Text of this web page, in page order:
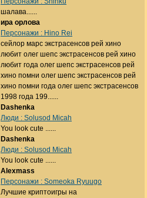
шалава......
ира орлова
Персонажи : Hino Rei
сейлор марс экстрасенсов рей хино
любит олег шепс экстрасенсов рей хино
любит года олег шепс экстрасенсов рей
хино помни олег шепс экстрасенсов рей
хино помни года олег шепс экстрасенсов
1998 года 199......
Dashenka
Люди : Solusod Micah
You look cute ......
Dashenka
Люди : Solusod Micah
You look cute ......
Alexmass
Персонажи : Someoka Ryuugo
Лучшие криптоигры на